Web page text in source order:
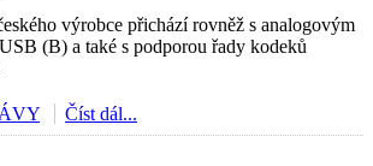
výrobce přichází rovněž s analogovým
(B) a také s podporou řady kodeků
Číst dál...